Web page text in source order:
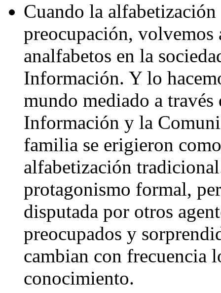
Cuando la alfabetización
preocupación,
analfabetos en la
Información. Y lo
mundo mediado a
Información y la
familia se erigieron
alfabetización
protagonismo formal,
disputada por otros
preocupados y
cambian con frecuencia
conocimiento.